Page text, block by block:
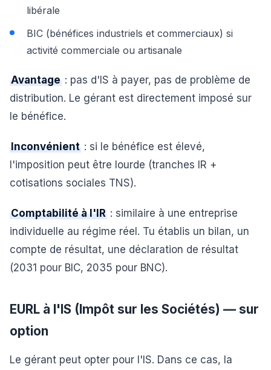
libérale
BIC (bénéfices industriels et commerciaux) si
activité commerciale ou artisanale
Avantage : pas d'IS à payer, pas de problème de
distribution. Le gérant est directement imposé sur
le bénéfice.
Inconvénient : si le bénéfice est élevé,
l'imposition peut être lourde (tranches IR +
cotisations sociales TNS).
Comptabilité à l'IR : similaire à une entreprise
individuelle au régime réel. Tu établis un bilan, un
compte de résultat, une déclaration de résultat
(2031 pour BIC, 2035 pour BNC).
EURL à l'IS (Impôt sur les Sociétés) — sur
option
Le gérant peut opter pour l'IS. Dans ce cas, la